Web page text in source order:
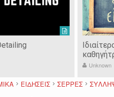
από
στις Σέρρες
Unknown
ΕΙΔΗΣΕΙΣ ΣΕΡΡΕΣ